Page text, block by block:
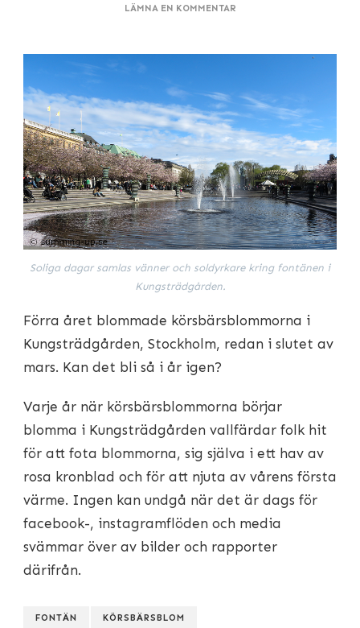
LÄMNA EN KOMMENTARPÅ
KUNGSTRÄDGÅRDEN
Soliga dagar samlas vänner och soldyrkare kring fontänen i
Kungsträdgården.
Förra året blommade körsbärsblommorna i
Kungsträdgården, Stockholm, redan i slutet av
mars. Kan det bli så i år igen?
Varje år när körsbärsblommorna börjar
blomma i Kungsträdgården vallfärdar folk hit
för att fota blommorna, sig själva i ett hav av
rosa kronblad och för att njuta av vårens första
värme. Ingen kan undgå när det är dags för
facebook-, instagramflöden och media
svämmar över av bilder och rapporter
därifrån.
FONTÄN KÖRSBÄRSBLOM